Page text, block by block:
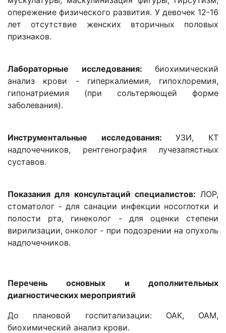
опережение физического развития. У девочек 12-16
лет отсутствие женских вторичных половых
признаков.
Лабораторные исследования: биохимический
анализ крови - гиперкалиемия, гипохлоремия,
гипонатриемия (при сольтеряющей форме
заболевания).
Инструментальные исследования:УЗИ, КТ
надпочечников, рентгенография лучезапястных
суставов.
Показания для консультаций специалистов: ЛОР,
стоматолог - для санации инфекции носоглотки и
полости рта, гинеколог - для оценки степени
вирилизации, онколог - при подозрении на опухоль
надпочечников.
Перечень основных и дополнительных
диагностических мероприятий
До плановой госпитализации: ОАК, ОАМ,
биохимический анализ крови.